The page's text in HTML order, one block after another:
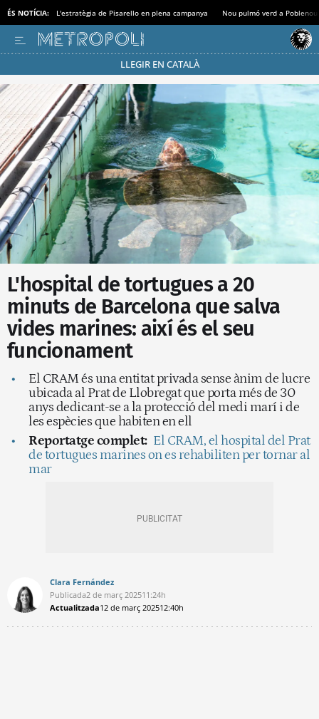
ÉS NOTÍCIA: L'estratègia de Pisarello en plena campanya Nou pulmó verd a Poblenou
LLEGIR EN CATALÀ
Passa’t al mode estalvi
L'hospital de tortugues a 20
minuts de Barcelona que salva
vides marines: així és el seu
funcionament
El CRAM és una entitat privada sense ànim de lucre
ubicada al Prat de Llobregat que porta més de 30
anys dedicant-se a la protecció del medi marí i de
les espècies que habiten en ell
Reportatge complet: El CRAM, el hospital del Prat
de tortugues marines on es rehabiliten per tornar al
mar
Clara Fernández
Publicada2 de març 202511:24h
Actualitzada12 de març 202512:40h